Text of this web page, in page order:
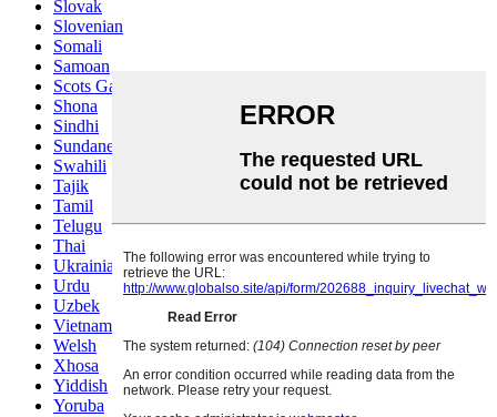
Slovak
Slovenian
Somali
Samoan
Scots Gaelic
Shona
Sindhi
Sundanese
Swahili
Tajik
Tamil
Telugu
Thai
Ukrainian
Urdu
Uzbek
Vietnamese
Welsh
Xhosa
Yiddish
Yoruba